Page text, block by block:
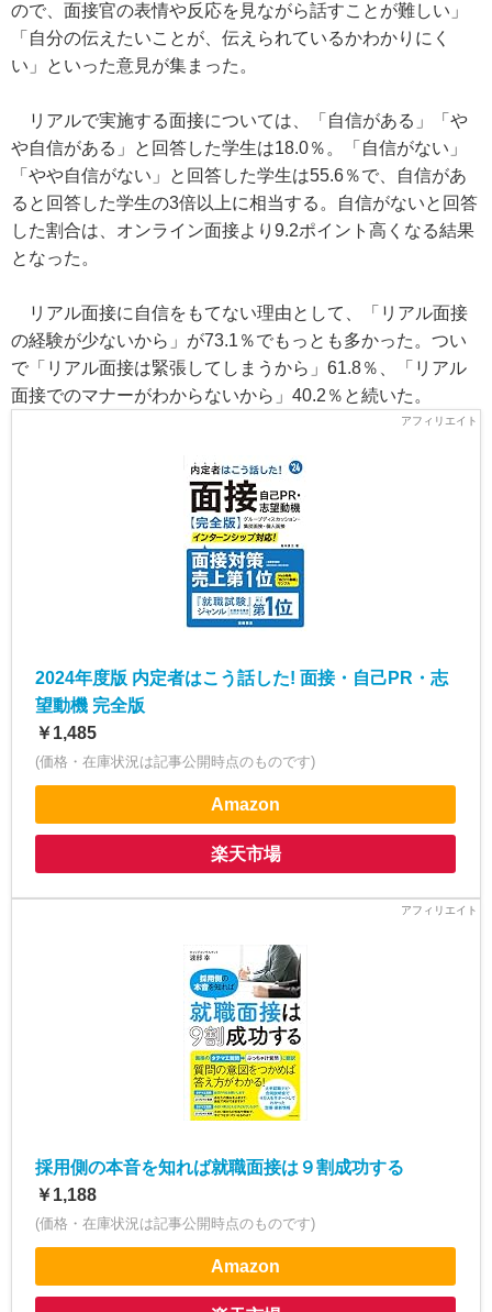
ので、面接官の表情や反応を見ながら話すことが難しい」
「自分の伝えたいことが、伝えられているかわかりにく
い」といった意見が集まった。
リアルで実施する面接については、「自信がある」「や
や自信がある」と回答した学生は18.0％。「自信がない」
「やや自信がない」と回答した学生は55.6％で、自信があ
ると回答した学生の3倍以上に相当する。自信がないと回答
した割合は、オンライン面接より9.2ポイント高くなる結果
となった。
リアル面接に自信をもてない理由として、「リアル面接
の経験が少ないから」が73.1％でもっとも多かった。つい
で「リアル面接は緊張してしまうから」61.8％、「リアル
面接でのマナーがわからないから」40.2％と続いた。
2024年度版 内定者はこう話した! 面接・自己PR・志
望動機 完全版
￥1,485
(価格・在庫状況は記事公開時点のものです)
Amazon
楽天市場
採用側の本音を知れば就職面接は９割成功する
￥1,188
(価格・在庫状況は記事公開時点のものです)
Amazon